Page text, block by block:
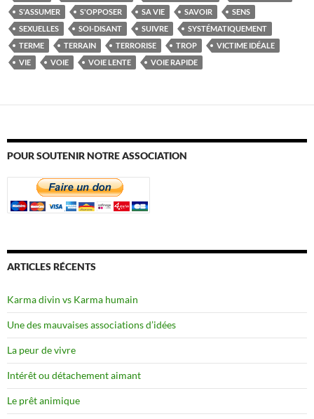
S'ASSUMER
S'OPPOSER SA VIE SAVOIR
SENS
SEXUELLES
SOI-DISANT SUIVRE
SYSTÉMATIQUEMENT
TERME
TERRAIN TERRORISE TROP
VICTIME IDÉALE
VIE
VOIE VOIE LENTE VOIE RAPIDE
POUR SOUTENIR NOTRE ASSOCIATION
ARTICLES RÉCENTS
Karma divin vs Karma humain
Une des mauvaises associations d’idées
La peur de vivre
Intérêt ou détachement aimant
Le prêt animique